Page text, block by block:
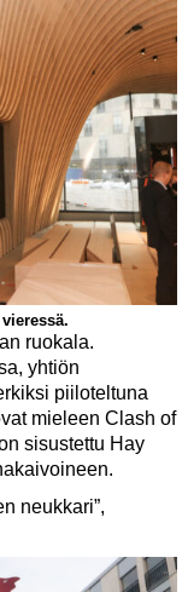
ruokala.
yhtiön
piiloteltuna
mieleen Clash of
sisustettu Hay
neukkari”,